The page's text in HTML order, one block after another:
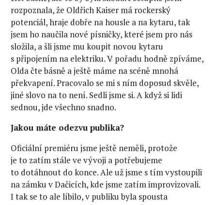
rozpoznala, že Oldřich Kaiser má rockerský
potenciál, hraje dobře na housle a na kytaru, tak
jsem ho naučila nové písničky, které jsem pro nás
složila, a šli jsme mu koupit novou kytaru
s připojením na elektriku. V pořadu hodně zpíváme,
Olda čte básně a ještě máme na scéně mnohá
překvapení. Pracovalo se mi s ním doposud skvěle,
jiné slovo na to není. Sedli jsme si. A když si lidi
sednou, jde všechno snadno.
Jakou máte odezvu publika?
Oficiální premiéru jsme ještě neměli, protože
je to zatím stále ve vývoji a potřebujeme
to dotáhnout do konce. Ale už jsme s tím vystoupili
na zámku v Dačicích, kde jsme zatím improvizovali.
I tak se to ale líbilo, v publiku byla spousta